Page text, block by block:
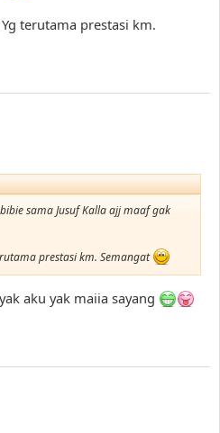
Yg terutama prestasi km.
sama Jusuf Kalla ajj maaf gak
prestasi km. Semangat
aku yak maiia sayang